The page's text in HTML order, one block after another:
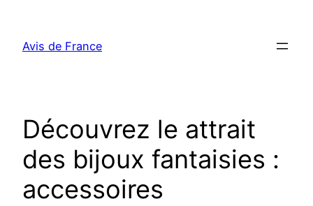
contenu
Avis de France
Découvrez le attrait
des bijoux fantaisies :
accessoires